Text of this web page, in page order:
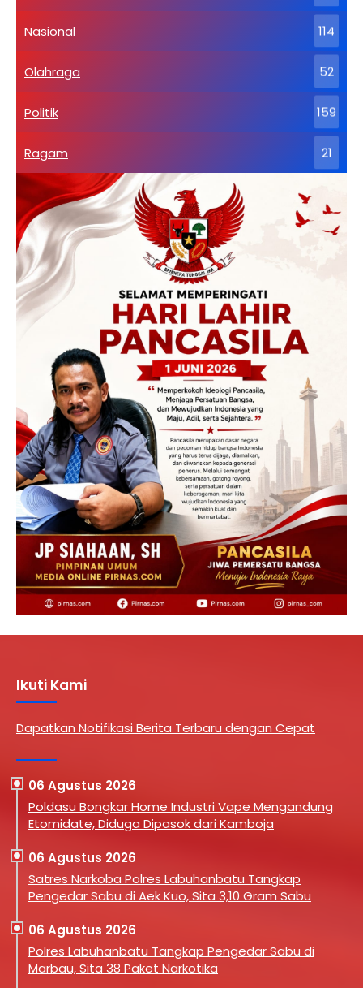
Nasional 114
Olahraga 52
Politik 159
Ragam 21
Ikuti Kami
Dapatkan Notifikasi Berita Terbaru dengan Cepat
06 Agustus 2026
Poldasu Bongkar Home Industri Vape Mengandung
Etomidate, Diduga Dipasok dari Kamboja
06 Agustus 2026
Satres Narkoba Polres Labuhanbatu Tangkap
Pengedar Sabu di Aek Kuo, Sita 3,10 Gram Sabu
06 Agustus 2026
Polres Labuhanbatu Tangkap Pengedar Sabu di
Marbau, Sita 38 Paket Narkotika